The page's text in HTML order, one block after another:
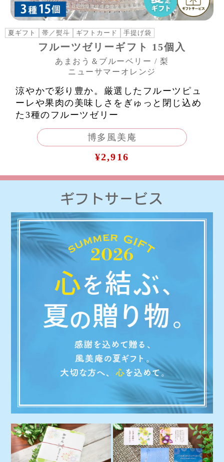
夏ギフト 帯／熨斗 ギフトカード 手提げ袋
フルーツゼリーギフト 15個入
あまおう＆ブルーベリー / 梨
ニューサマーオレンジ
涼やかで彩り豊か。厳選したフルーツピュ
ーレや果肉の美味しさをぎゅっと閉じ込め
た3種のフルーツゼリー
博多風美庵
¥2,916
ギフトサービス